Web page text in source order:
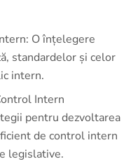
O înțelegere
standardelor și celor
intern.
Intern
pentru dezvoltarea
de control intern
legislative.